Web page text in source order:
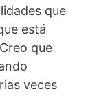
que
está
que
veces